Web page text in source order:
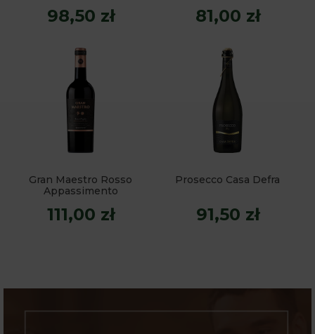
98,50 zł 81,00 zł
Gran Maestro Rosso
Appassimento
111,00 zł
Prosecco Casa Defra
91,50 zł